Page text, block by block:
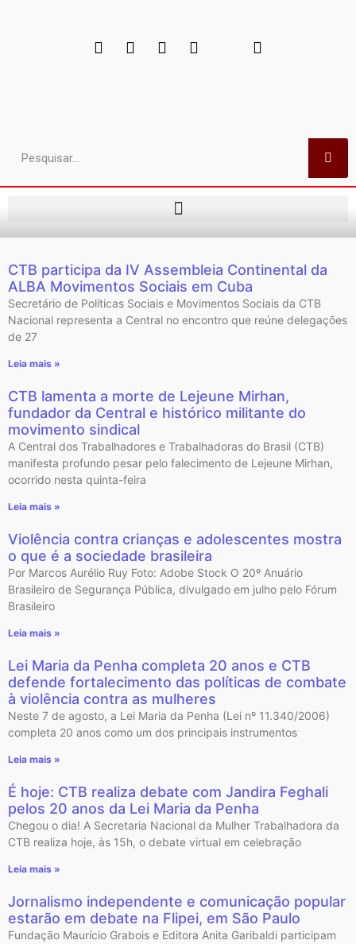
CTB participa da IV Assembleia Continental da
ALBA Movimentos Sociais em Cuba
Secretário de Políticas Sociais e Movimentos Sociais da CTB
Nacional representa a Central no encontro que reúne delegações
de 27
Leia mais »
CTB lamenta a morte de Lejeune Mirhan,
fundador da Central e histórico militante do
movimento sindical
A Central dos Trabalhadores e Trabalhadoras do Brasil (CTB)
manifesta profundo pesar pelo falecimento de Lejeune Mirhan,
ocorrido nesta quinta-feira
Leia mais »
Violência contra crianças e adolescentes mostra
o que é a sociedade brasileira
Por Marcos Aurélio Ruy Foto: Adobe Stock O 20º Anuário
Brasileiro de Segurança Pública, divulgado em julho pelo Fórum
Brasileiro
Leia mais »
Lei Maria da Penha completa 20 anos e CTB
defende fortalecimento das políticas de combate
à violência contra as mulheres
Neste 7 de agosto, a Lei Maria da Penha (Lei nº 11.340/2006)
completa 20 anos como um dos principais instrumentos
Leia mais »
É hoje: CTB realiza debate com Jandira Feghali
pelos 20 anos da Lei Maria da Penha
Chegou o dia! A Secretaria Nacional da Mulher Trabalhadora da
CTB realiza hoje, às 15h, o debate virtual em celebração
Leia mais »
Jornalismo independente e comunicação popular
estarão em debate na Flipei, em São Paulo
Fundação Maurício Grabois e Editora Anita Garibaldi participam